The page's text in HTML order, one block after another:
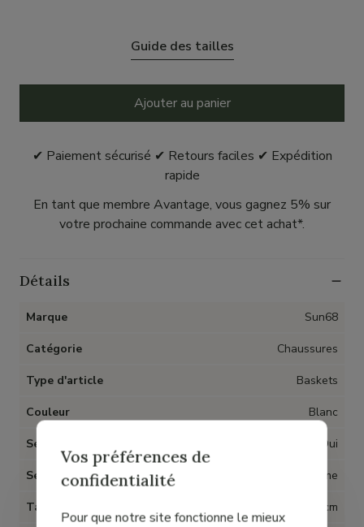
Guide des tailles
Ajouter au panier
✔ Paiement sécurisé ✔ Retours faciles ✔ Expédition
rapide
En tant que membre Avantage, vous gagnez 5% sur
votre prochaine commande avec cet achat*.
Détails
Marque Sun68
Catégorie Chaussures
Type d'article Baskets
Couleur Blanc
Semelles amovibles Oui
Semelle Gomme
Talon 3 cm
Vos préférences de
confidentialité
Pour que notre site fonctionne le mieux